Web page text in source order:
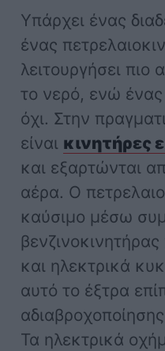
Υπάρχει ένας
ένας
λειτουργήσει
το νερό, ενώ ένας
όχι. Στην
είναι κινητήρες
και εξαρτώνται
αέρα. Ο
καύσιμο μέσω
και ηλεκτρικά
αυτό το έξτρα
Τα ηλεκτρικά